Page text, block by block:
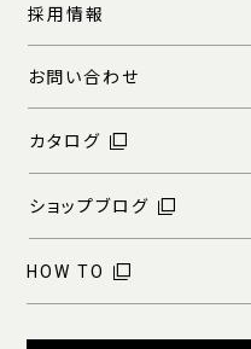
採用情報
お問い合わせ
カタログ
ショップブログ
HOW TO